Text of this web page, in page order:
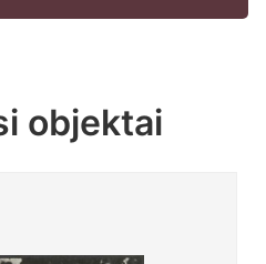
objektai